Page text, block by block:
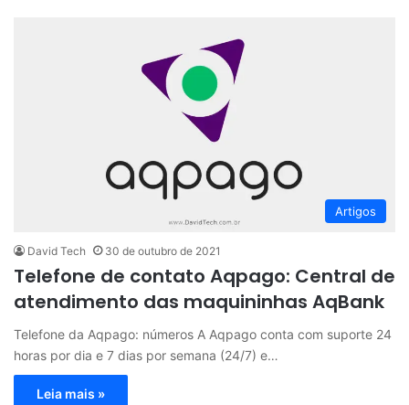
Artigos
David Tech 30 de outubro de 2021
Telefone de contato Aqpago: Central de
atendimento das maquininhas AqBank
Telefone da Aqpago: números A Aqpago conta com suporte 24
horas por dia e 7 dias por semana (24/7) e…
Leia mais »